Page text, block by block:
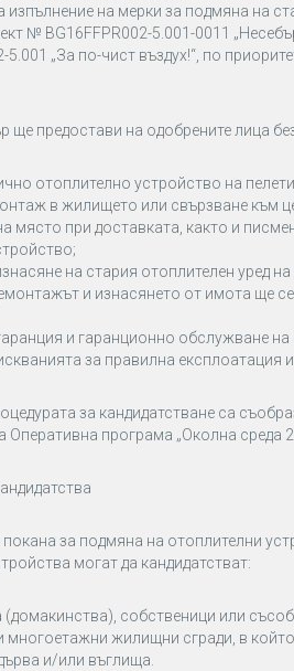
изпълнение на мерки за подмяна на
№ BG16FFPR002-5.001-0011
„За по-чист въздух!“, по
ще предостави на одобрените лица
отоплително устройство на пелети
в жилището или свързване към
място при доставката, както и
на стария отоплителен уред
и изнасянето от имота ще
и гаранционно обслужване
за правилна експлоатация
за кандидатстване са
програма „Околна среда
за подмяна на отоплителни
могат да кандидатстват:
(домакинства), собственици или
многоетажни жилищни сгради, в
и/или въглища.